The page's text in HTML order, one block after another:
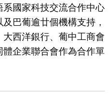
國家科技交流合作中心
巴葡逾廿個機構支持，
西洋銀行、葡中工商會
企業聯合會作為合作單